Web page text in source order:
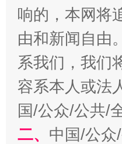
千年窑火 生生
响的，本网将
由和新闻自由
系我们，我们
容系本人或法
国/公众/公共/
二、 中国/公众